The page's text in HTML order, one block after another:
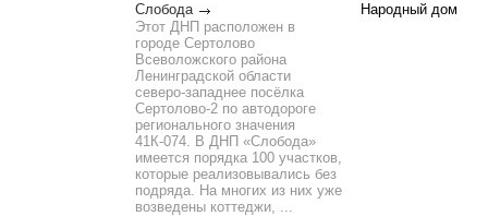
Слобода
Этот ДНП расположен в
городе Сертолово
Всеволожского района
Ленинградской области
северо-западнее посёлка
Сертолово-2 по автодороге
регионального значения
41К-074. В ДНП «Слобода»
имеется порядка 100 участков,
которые реализовывались без
подряда. На многих из них уже
возведены коттеджи, ...
Народный дом